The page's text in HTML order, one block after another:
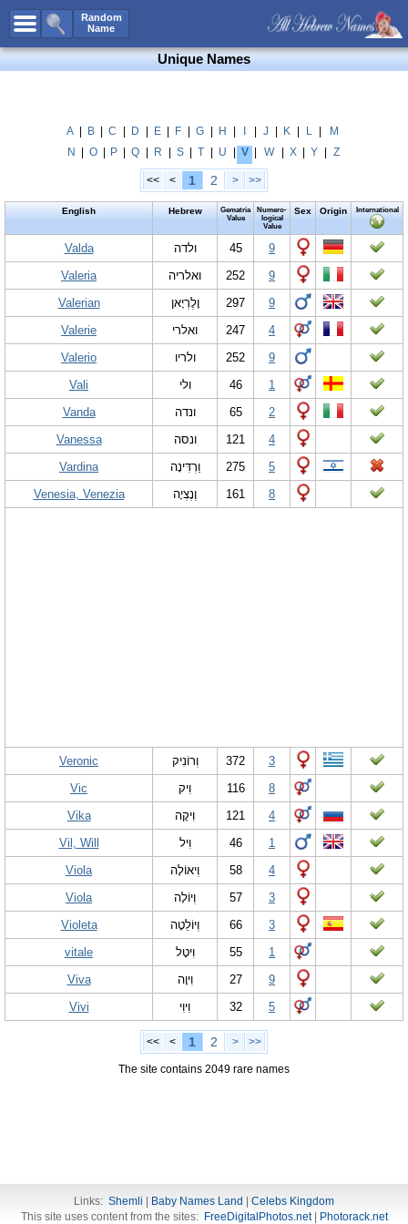
Random
Name
All Names
Boy Names
Unisex Names
Popular Names
Celebs B. DaysNew!
Numerology
Add Name
Contact Us
Unique Names
A B C D E F G H J K L
M
N
O P Q R S T U V W X Y Z
<< < 1 2 > >>
English Hebrew
Gematria
Value
Numero-
logical
Value
Sex Origin International
Valda ולדה 45
9
Valeria
ואלריה 252
9
Valerian
וָלֶרְיָאן 297
9
Valerie
ואלרי 247
4
Valerio
ולריו 252
9
Vali
ולי 46
1
Vanda
ונדה 65
2
Vanessa
ונסה 121
4
Vardina
וַרְדִּינָה 275
5
Venesia, Venezia
וֶנֶצְיָה 161 8
Veronic וְרוֹנִיק 372
3
Vic
וִיק 116
8
Vika
וִיקָה 121
4
Vil, Will
וִיל 46
1
Viola
וְיאוֹלָה 58
4
Viola
וְיוֹלָה 57
3
Violeta
וְיוֹלֵטָה 66
3
vitale
וִיטָל 55
1
Viva
וִיוָה 27
9
Vivi
וִיוִי 32 5
<< < 1 2 > >>
The site contains 2049 rare names
Links: Shemli Baby Names Land
Celebs Kingdom
This site uses content from the sites: FreeDigitalPhotos.net| Photorack.net